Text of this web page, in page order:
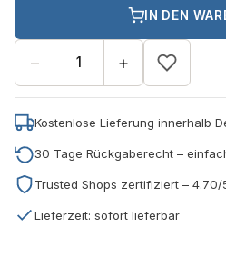
− +
IN DEN
Kostenlose Lieferung innerhalb
30 Tage Rückgaberecht –
Trusted Shops zertifiziert – 4.70/
Lieferzeit: sofort lieferbar